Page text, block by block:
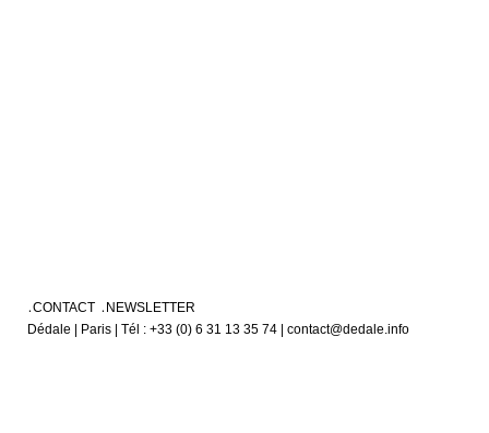
CONTACT
NEWSLETTER
Dédale | Paris | Tél : +33 (0) 6 31 13 35 74 | contact@dedale.info